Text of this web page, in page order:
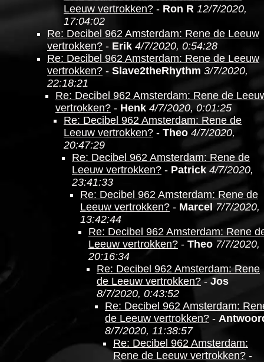
Leeuw vertrokken? - Ron R 12/7/2020,
17:04:02
Re: Decibel 962 Amsterdam: Rene de Leeuw
vertrokken? - Erik 4/7/2020, 0:54:28
Re: Decibel 962 Amsterdam: Rene de Leeuw
vertrokken? - Slave2theRhythm 3/7/2020,
22:18:21
Re: Decibel 962 Amsterdam: Rene de
vertrokken? - Henk 4/7/2020, 0:01:25
Re: Decibel 962 Amsterdam: Rene de
Leeuw vertrokken? - Theo 4/7/2020,
20:47:29
Re: Decibel 962 Amsterdam: Rene de
Leeuw vertrokken? - Patrick 4/7/2020,
23:41:33
Re: Decibel 962 Amsterdam: Rene de
Leeuw vertrokken? - Marcel 7/7/2020,
13:42:44
Re: Decibel 962 Amsterdam: Rene
Leeuw vertrokken? - Theo 7/7/2020,
20:16:34
Re: Decibel 962 Amsterdam: Rene
de Leeuw vertrokken?-Jos
8/7/2020, 0:43:52
Re: Decibel 962 Amsterdam:
de Leeuw vertrokken? -
8/7/2020, 11:38:57
Re: Decibel 962 Amsterdam:
Rene de Leeuw vertrokken? -